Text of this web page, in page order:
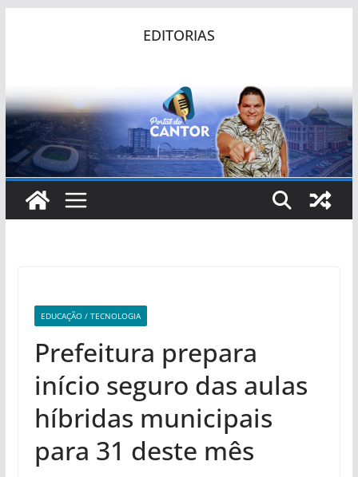
EDITORIAS
EDUCAÇÃO / TECNOLOGIA
Prefeitura prepara
início seguro das aulas
híbridas municipais
para 31 deste mês